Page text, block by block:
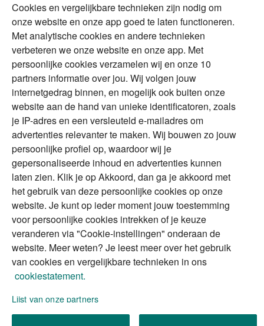
Duurzaam
Vermogensplanning
Tweede huis in
buitenland
DGA
Erfenis
Over Financial Focus
Specialisten
Financial Focus
magazine
The Exit Years
Contact
Alles voor en over vermogenden.
Over ABN AMRO Veiligheid
Privacy & Cookies
Toegankelijkheid
Disclaimer RSS
We gebruiken de persoonlijke informatie die u
Cookies en vergelijkbare technieken zijn nodig om
onze website en onze app goed te laten functioneren.
Met analytische cookies en andere technieken
verbeteren we onze website en onze app. Met
persoonlijke cookies verzamelen wij en onze 10
partners informatie over jou. Wij volgen jouw
internetgedrag binnen, en mogelijk ook buiten onze
website aan de hand van unieke identificatoren, zoals
je IP-adres en een versleuteld e-mailadres om
advertenties relevanter te maken. Wij bouwen zo jouw
persoonlijke profiel op, waardoor wij je
gepersonaliseerde inhoud en advertenties kunnen
laten zien. Klik je op Akkoord, dan ga je akkoord met
het gebruik van deze persoonlijke cookies op onze
website. Je kunt op ieder moment jouw toestemming
voor persoonlijke cookies intrekken of je keuze
veranderen via "Cookie-instellingen" onderaan de
website. Meer weten? Je leest meer over het gebruik
van cookies en vergelijkbare technieken in ons
cookiestatement.
Lijst van onze partners